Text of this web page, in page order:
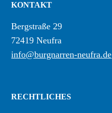
KONTAKT
Bergstraße 29
72419 Neufra
info@burgnarren-neufra.de
RECHTLICHES